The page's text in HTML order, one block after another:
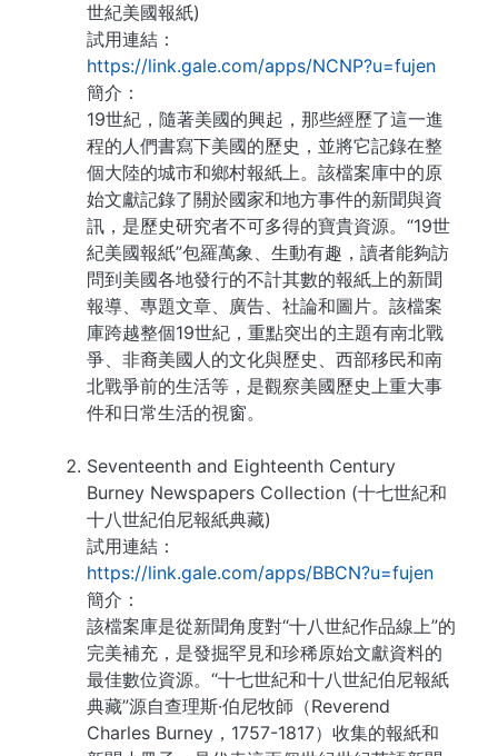
世紀美國報紙)
試用連結：
https://link.gale.com/apps/NCNP?u=fujen
簡介：
19世紀，隨著美國的興起，那些經歷了這一進
程的人們書寫下美國的歷史，並將它記錄在整
個大陸的城市和鄉村報紙上。該檔案庫中的原
始文獻記錄了關於國家和地方事件的新聞與資
訊，是歷史研究者不可多得的寶貴資源。“19世
紀美國報紙”包羅萬象、生動有趣，讀者能夠訪
問到美國各地發行的不計其數的報紙上的新聞
報導、專題文章、廣告、社論和圖片。該檔案
庫跨越整個19世紀，重點突出的主題有南北戰
爭、非裔美國人的文化與歷史、西部移民和南
北戰爭前的生活等，是觀察美國歷史上重大事
件和日常生活的視窗。
Seventeenth and Eighteenth Century
Burney Newspapers Collection (十七世紀和
十八世紀伯尼報紙典藏)
試用連結：
https://link.gale.com/apps/BBCN?u=fujen
簡介：
該檔案庫是從新聞角度對“十八世紀作品線上”的
完美補充，是發掘罕見和珍稀原始文獻資料的
最佳數位資源。“十七世紀和十八世紀伯尼報紙
典藏”源自查理斯·伯尼牧師（Reverend
Charles Burney，1757-1817）收集的報紙和